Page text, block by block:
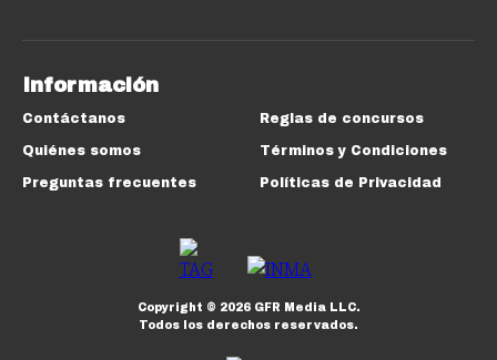
Información
Contáctanos
Quiénes somos
Preguntas frecuentes
Reglas de concursos
Términos y Condiciones
Políticas de Privacidad
Copyright © 2026GFR Media LLC.
Todos los derechos reservados.